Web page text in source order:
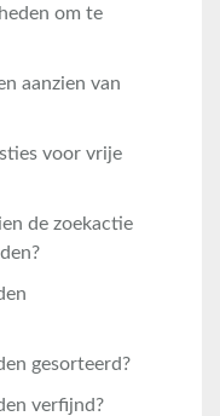
om te
aanzien van
voor vrije
de zoekactie
gesorteerd?
verfijnd?